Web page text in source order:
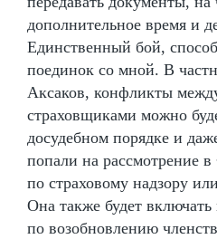
дополнительное время и
Единственный бой,
поединок со мной. В
Аксаков, конфликты
страховщиками можно
досудебном порядке и
попали на рассмотрение
по страховому надзору
Она также будет
по возобновлению